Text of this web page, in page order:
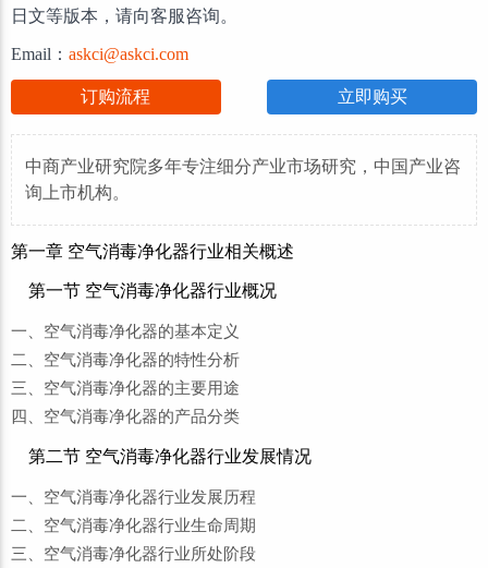
日文等版本，请向客服咨询。
Email： askci@askci.com
订购流程 立即购买
中商产业研究院多年专注细分产业市场研究，中国产业咨
询上市机构。
第一章 空气消毒净化器行业相关概述
第一节 空气消毒净化器行业概况
一、空气消毒净化器的基本定义
二、空气消毒净化器的特性分析
三、空气消毒净化器的主要用途
四、空气消毒净化器的产品分类
第二节 空气消毒净化器行业发展情况
一、空气消毒净化器行业发展历程
二、空气消毒净化器行业生命周期
三、空气消毒净化器行业所处阶段